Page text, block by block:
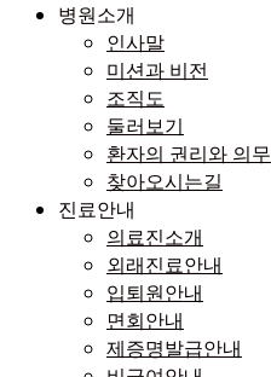
병원소개
인사말
미션과 비전
조직도
둘러보기
환자의 권리와 의무
찾아오시는길
진료안내
의료진소개
외래진료안내
입퇴원안내
면회안내
제증명발급안내